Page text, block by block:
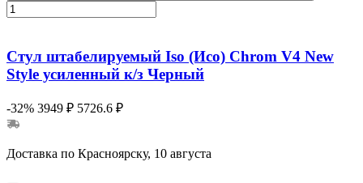
Стул штабелируемый Iso (Исо) Chrom V4 New
Style усиленный к/з Черный
-32% 3949 ₽ 5726.6 ₽
Доставка по Красноярску, 10 августа